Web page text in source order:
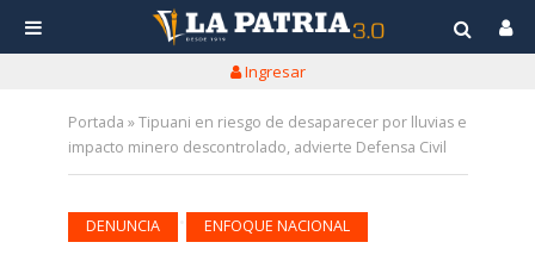
Ingresar
Portada »Tipuani en riesgo de desaparecer por lluvias e
impacto minero descontrolado, advierte Defensa Civil
DENUNCIA ENFOQUE NACIONAL